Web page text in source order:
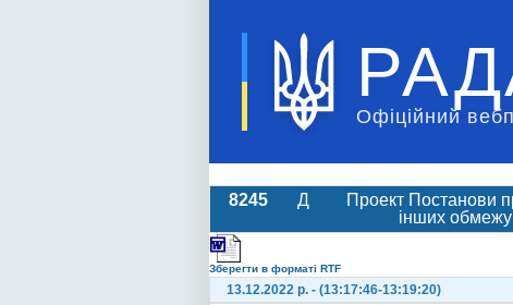
Офіційний
8245 Д
Проект Постанови
інших
Зберегти в форматі RTF
13.12.2022 р. - (13:17:46-13:19:20)